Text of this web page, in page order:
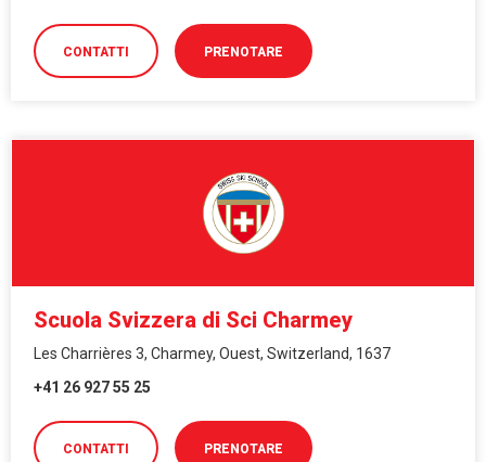
CONTATTI PRENOTARE
Scuola Svizzera di Sci Charmey
Les Charrières 3, Charmey, Ouest, Switzerland, 1637
+41 26 927 55 25
CONTATTI PRENOTARE